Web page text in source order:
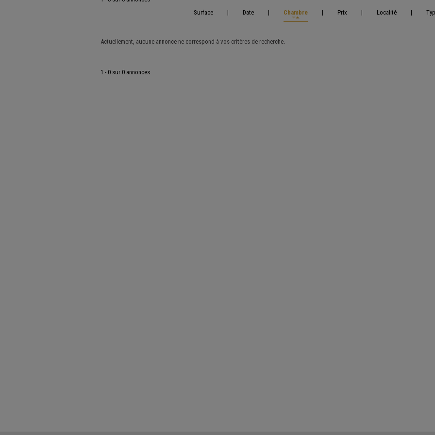
Surface
| Date | Chambre | Prix | Localité |
Actuellement, aucune annonce ne correspond à vos critères de recherche.
1 - 0 sur 0 annonces